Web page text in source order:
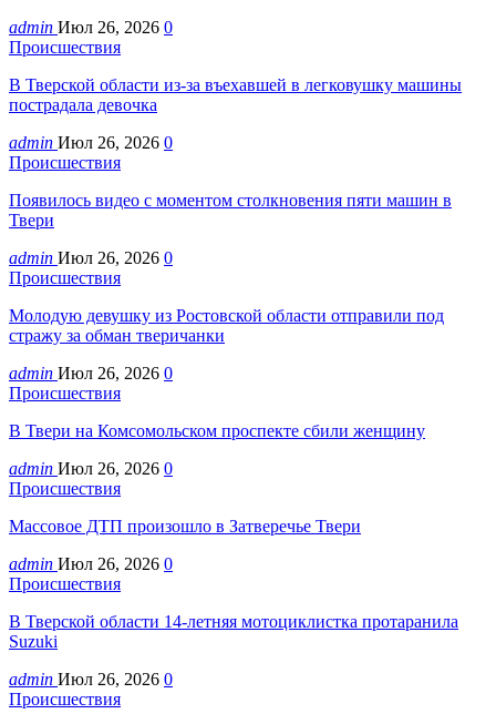
admin Июл 26, 2026 0
Происшествия
В Тверской области из-за въехавшей в легковушку машины
пострадала девочка
admin Июл 26, 2026 0
Происшествия
Появилось видео с моментом столкновения пяти машин в
Твери
admin Июл 26, 2026 0
Происшествия
Молодую девушку из Ростовской области отправили под
стражу за обман тверичанки
admin Июл 26, 2026 0
Происшествия
В Твери на Комсомольском проспекте сбили женщину
admin Июл 26, 2026 0
Происшествия
Массовое ДТП произошло в Затверечье Твери
admin Июл 26, 2026 0
Происшествия
В Тверской области 14-летняя мотоциклистка протаранила
Suzuki
admin Июл 26, 2026 0
Происшествия